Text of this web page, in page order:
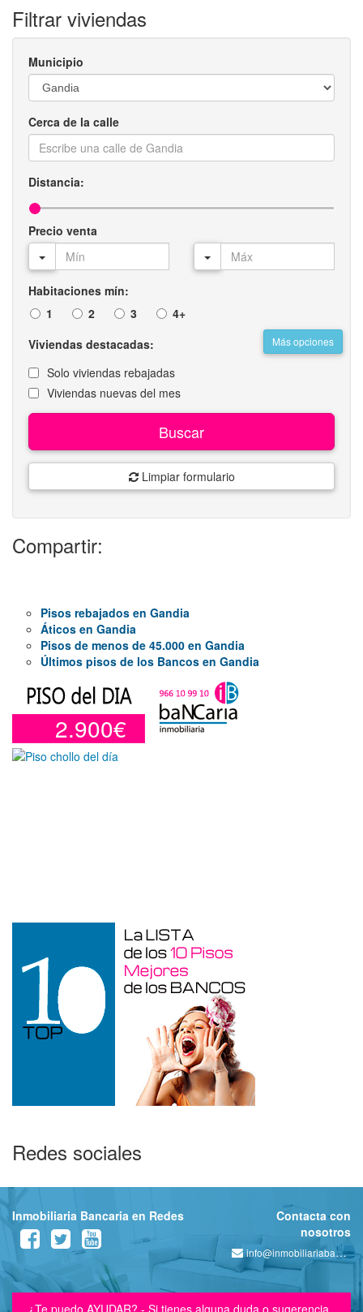
Filtrar viviendas
Municipio
Cerca de la calle
Distancia:
Precio venta
Habitaciones mín:
1
2 3 4+
Más opciones
Viviendas destacadas:
Solo viviendas rebajadas
Viviendas nuevas del mes
Buscar
Limpiar formulario
Compartir:
Pisos rebajados en Gandia
Áticos en Gandia
Pisos de menos de 45.000 en Gandia
Últimos pisos de los Bancos en Gandia
2.900€
Redes sociales
Inmobiliaria Bancaria en Redes
Contacta con
nosotros
info@inmobiliariabancaria.com
¿Te puedo AYUDAR? - Si tienes alguna duda o sugerencia,